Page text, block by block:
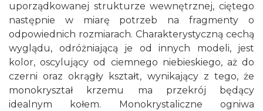
uporządkowanej strukturze wewnętrznej, ciętego
następnie w miarę potrzeb na fragmenty o
odpowiednich rozmiarach. Charakterystyczną cechą
wyglądu, odróżniającą je od innych modeli, jest
kolor, oscylujący od ciemnego niebieskiego, aż do
czerni oraz okrągły kształt, wynikający z tego, że
monokryształ krzemu ma przekrój będący
idealnym kołem. Monokrystaliczne ogniwa